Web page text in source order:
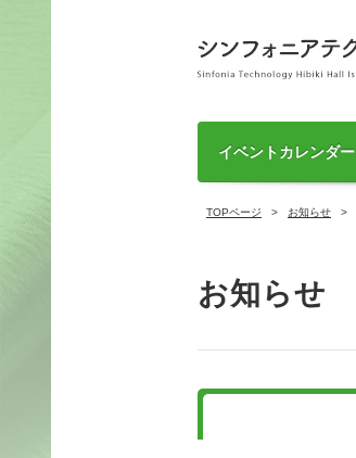
イベントカレンダー
TOPページ お知らせ
お知らせ